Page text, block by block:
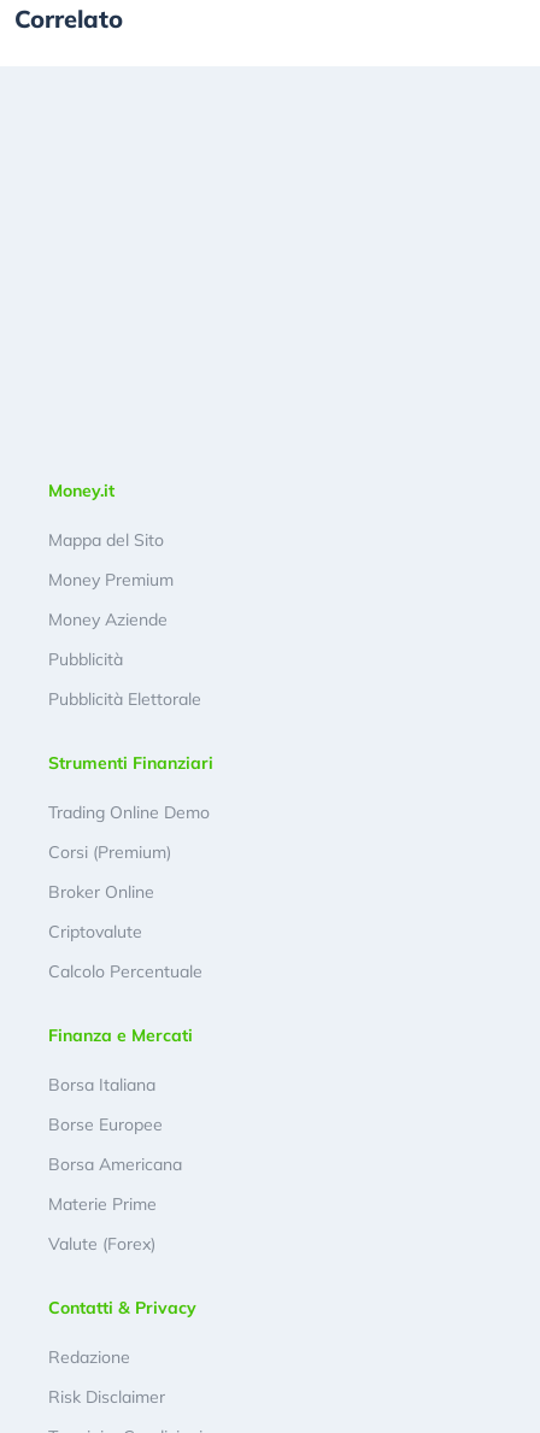
Correlato
Money.it
Mappa del Sito
Money Premium
Money Aziende
Pubblicità
Pubblicità Elettorale
Strumenti Finanziari
Trading Online Demo
Corsi (Premium)
Broker Online
Criptovalute
Calcolo Percentuale
Finanza e Mercati
Borsa Italiana
Borse Europee
Borsa Americana
Materie Prime
Valute (Forex)
Contatti & Privacy
Redazione
Risk Disclaimer